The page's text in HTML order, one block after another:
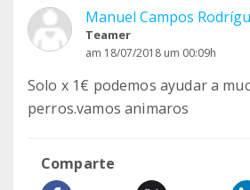
Manuel Campos
Teamer
am 18/07/2018 um 00:09h
Solo x 1€ podemos ayudar a
perros.vamos animaros
Comparte